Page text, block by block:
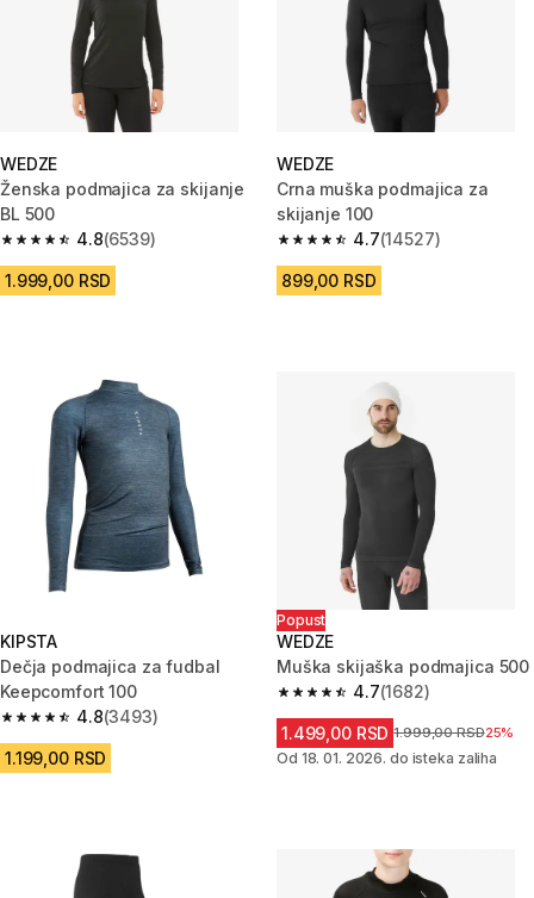
WEDZE
Ženska podmajica za skijanje
BL 500
4.8
4.8 od 5 zvezdica from 6539 Recenzije
(6539)
1.999,00 RSD
WEDZE
Crna muška podmajica za
skijanje 100
4.7
4.7 od 5 zvezdica from 14527
(14527)
899,00 RSD
KIPSTA
Dečja podmajica za fudbal
Keepcomfort 100
4.8
4.8 od 5 zvezdica from 3493 Recenzije
(3493)
1.199,00 RSD
Popust
WEDZE
Muška skijaška podmajica 500
4.7
4.7 od 5 zvezdica from 1682
(1682)
1.499,00 RSD Cena pre sniženja
1.999,00 RSD25%
Od 18. 01. 2026. do isteka zaliha